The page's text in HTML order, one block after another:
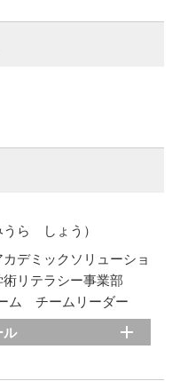
ら しょう）
デミックソリューショ
リテラシー事業部
ム チームリーダー
ル